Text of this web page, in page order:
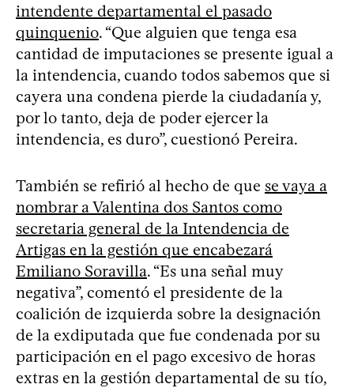
intendente departamental el pasado
quinquenio. “Que alguien que tenga esa
cantidad de imputaciones se presente igual a
la intendencia, cuando todos sabemos que si
cayera una condena pierde la ciudadanía y,
por lo tanto, deja de poder ejercer la
intendencia, es duro”, cuestionó Pereira.
También se refirió al hecho de que se vaya a
nombrar a Valentina dos Santos como
secretaria general de la Intendencia de
Artigas en la gestión que encabezará
Emiliano Soravilla. “Es una señal muy
negativa”, comentó el presidente de la
coalición de izquierda sobre la designación
de la exdiputada que fue condenada por su
participación en el pago excesivo de horas
extras en la gestión departamental de su tío,